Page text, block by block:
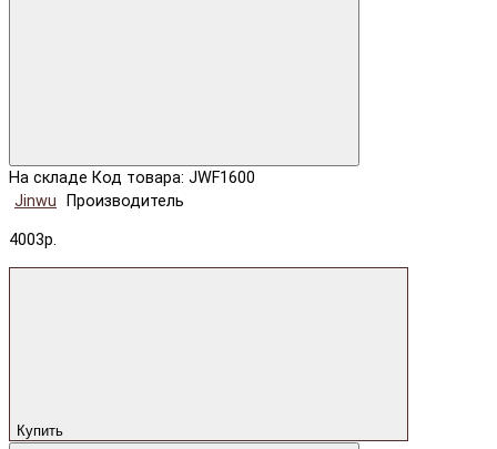
На складе Код товара: JWF1600
Jinwu
Производитель
4003р.
Купить